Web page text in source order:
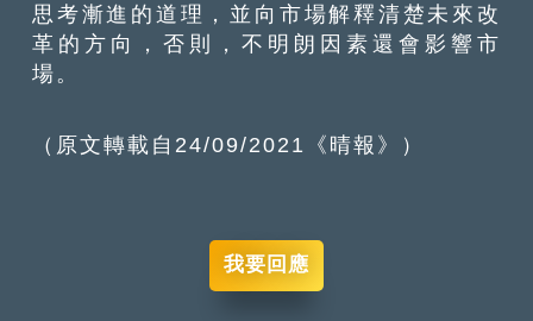
思考漸進的道理，並向市場解釋清楚未來改
革的方向，否則，不明朗因素還會影響市
場。
（原文轉載自24/09/2021《晴報》）
我要回應